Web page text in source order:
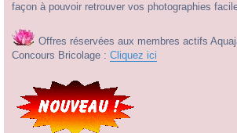
façon à pouvoir retrouver vos photographies
Offres réservées aux membres actifs
Concours Bricolage : Cliquez ici